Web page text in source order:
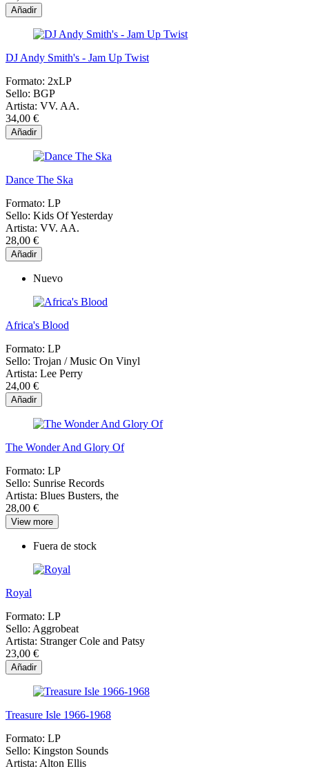
Añadir
DJ Andy Smith's - Jam Up Twist
Formato: 2xLP
Sello: BGP
Artista: VV. AA.
34,00 €
Añadir
Dance The Ska
Formato: LP
Sello: Kids Of Yesterday
Artista: VV. AA.
28,00 €
Añadir
Nuevo
Africa's Blood
Formato: LP
Sello: Trojan / Music On Vinyl
Artista: Lee Perry
24,00 €
Añadir
The Wonder And Glory Of
Formato: LP
Sello: Sunrise Records
Artista: Blues Busters, the
28,00 €
View more
Fuera de stock
Royal
Formato: LP
Sello: Aggrobeat
Artista: Stranger Cole and Patsy
23,00 €
Añadir
Treasure Isle 1966-1968
Formato: LP
Sello: Kingston Sounds
Artista: Alton Ellis